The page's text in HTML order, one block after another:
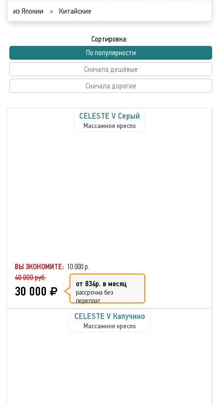
из Японии ● Китайские
Сортировка:
По популярности
Сначала дешёвые
Сначала дорогие
CELESTE V Серый
Массажное кресло
ВЫ ЭКОНОМИТЕ: 10 000 р.
40 000 руб.
30 000 от 834р. в месяц
рассрочка без
переплат
CELESTE V Капучино
Массажное кресло